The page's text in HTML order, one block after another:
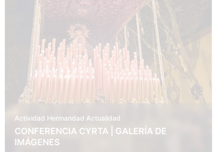
Actividad Hermandad Actualidad
CONFERENCIA CYRTA | GALERÍA DE
IMÁGENES